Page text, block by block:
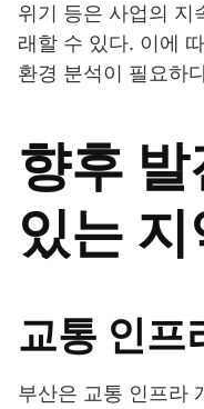
위기 등은 사업의 지
래할 수 있다. 이에
환경 분석이 필요하
향후
있는 지
교통 인프
부산은 교통 인프라